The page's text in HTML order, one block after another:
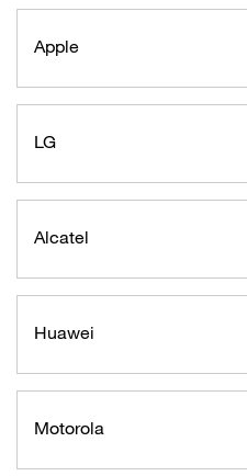
Apple
LG
Alcatel
Huawei
Motorola